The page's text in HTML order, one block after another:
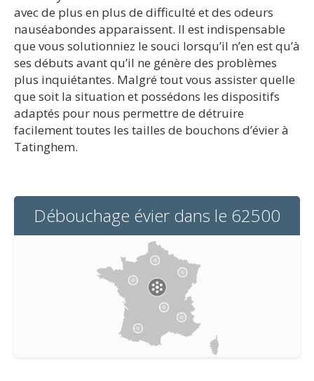
avec de plus en plus de difficulté et des odeurs
nauséabondes apparaissent. Il est indispensable
que vous solutionniez le souci lorsqu’il n’en est qu’à
ses débuts avant qu’il ne génère des problèmes
plus inquiétantes. Malgré tout vous assister quelle
que soit la situation et possédons les dispositifs
adaptés pour nous permettre de détruire
facilement toutes les tailles de bouchons d’évier à
Tatinghem.
Débouchage évier dans le 62500